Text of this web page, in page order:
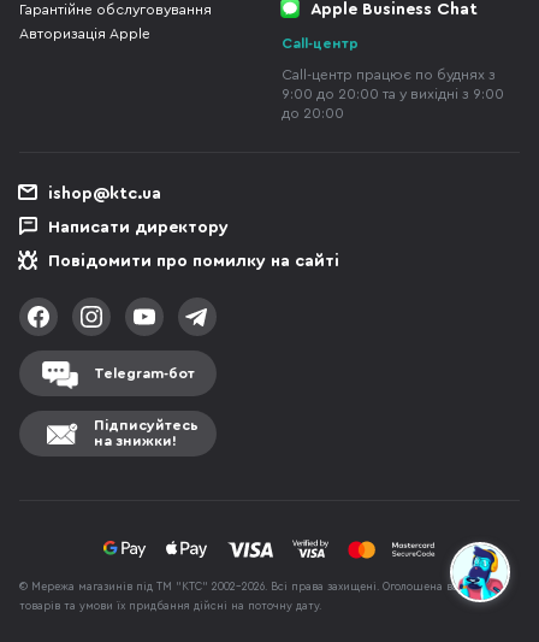
Гарантійне обслуговування
Авторизація Apple
Apple Business Chat
Call-центр
Call-центр працює по буднях з
9:00 до 20:00 та у вихідні з 9:00
до 20:00
ishop@ktc.ua
Написати директору
Повідомити про помилку на сайті
Telegram-бот
Підписуйтесь
на знижки!
© Мережа магазинів під ТМ "КТС" 2002-2026. Всі права захищені. Оголошена вартість
товарів та умови їх придбання дійсні на поточну дату.